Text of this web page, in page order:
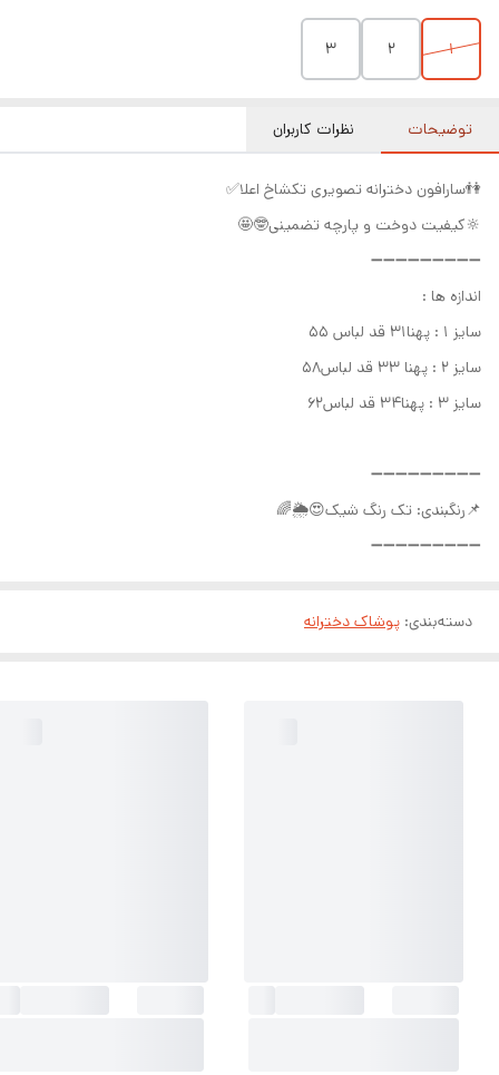
۱ ۲ ۳
توضیحات نظرات کاربران
👫سارافون دخترانه تصویری تکشاخ اعلا✅
🔆کیفیت دوخت و پارچه تضمینی🤓🤩
➖➖➖➖➖➖➖➖➖
اندازه ها :
سایز ۱ : پهنا۳۱ قد لباس ۵۵
سایز ۲ : پهنا ۳۳ قد لباس۵۸
سایز ۳ : پهنا۳۴ قد لباس۶۲
➖➖➖➖➖➖➖➖➖
📌رنگبندی: تک رنگ شیک😍🌦🌈
➖➖➖➖➖➖➖➖➖
دسته‌بندی: پوشاک دخترانه